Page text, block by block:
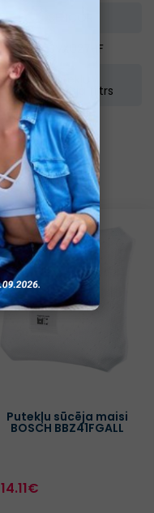
SVX027HF
Putekļu
sūcēja filtrs
Melna
Putekļu sūcēja maisi
BOSCH BBZ41FGALL
14.11€